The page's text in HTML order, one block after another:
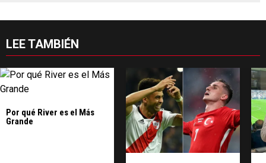
LEE TAMBIÉN
Por qué River es el Más
Grande